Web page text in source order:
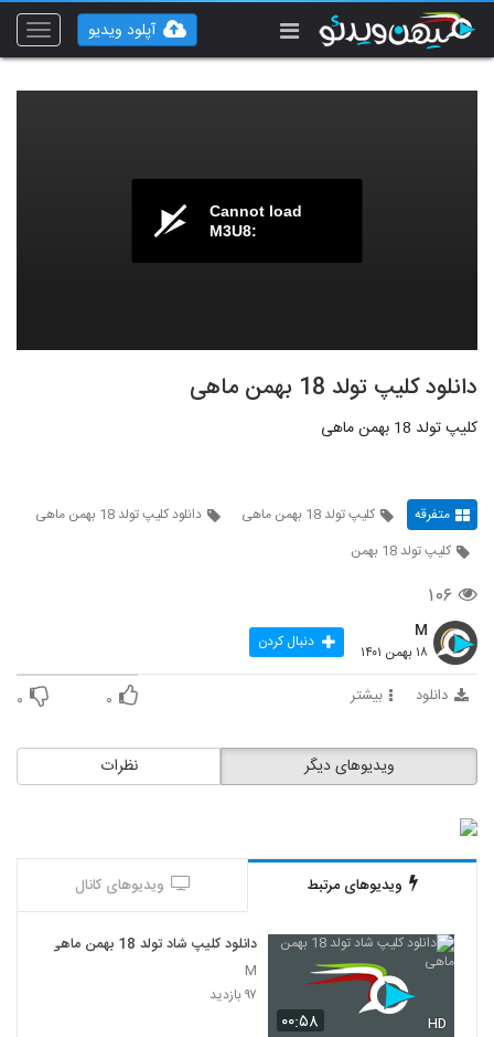
Toggle
آپلود ویدیو
Cannot load
M3U8:
دانلود کلیپ تولد 18 بهمن ماهی
کلیپ تولد 18 بهمن ماهی
متفرقه کلیپ تولد 18 بهمن ماهی
دانلود کلیپ تولد 18 بهمن ماهی
کلیپ تولد 18 بهمن
۱۰۶
M
۱۸ بهمن ۱۴۰۱ دنبال کردن
دانلود بیشتر ۰ ۰
نظرات ویدیوهای دیگر
ویدیوهای مرتبط ویدیوهای کانال
۰۰:۵۸ HD
دانلود کلیپ شاد تولد 18 بهمن ماهی
M
۹۷ بازدید